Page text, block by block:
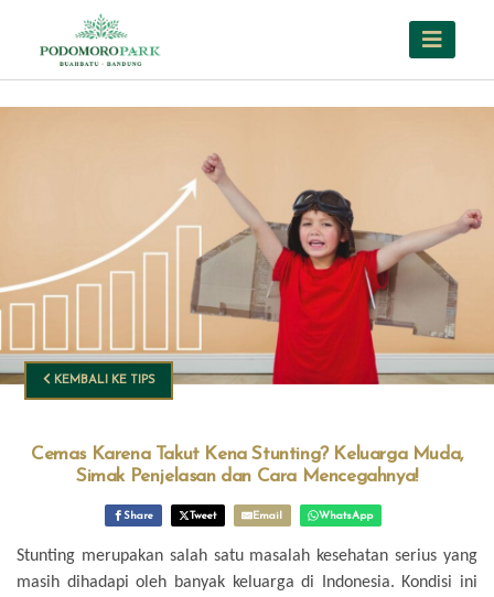
KEMBALI KE TIPS
Cemas Karena Takut Kena Stunting? Keluarga Muda,
Simak Penjelasan dan Cara Mencegahnya!
Share Tweet Email WhatsApp
Stunting merupakan salah satu masalah kesehatan serius yang
masih dihadapi oleh banyak keluarga di Indonesia. Kondisi ini